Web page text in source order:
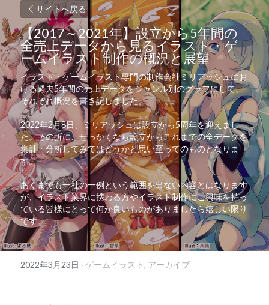
サイトへ戻る
【2017～2021年】設立から5年間の
全売上データから見るイラスト・ゲ
ームイラスト制作の概況と展望
イラスト・ゲームイラスト専門の制作会社ミリアッシュにお
ける過去5年間の売上データをジャンル別のグラフにして、
それぞれ概況を書き記しました。
2022年2月8日、ミリアッシュは設立から5周年を迎えまし
た。その折に、せっかくなら設立からこれまでの全データを
集計・分析してみてはどうかと思い至ってのものとなりま
す。
あくまでも一社の一例という範囲を出ない内容とはなります
が、イラスト業界に携わる方やイラスト制作にご興味を持っ
ている皆様にとって何か良いものがありましたら嬉しい限り
です。
2022年3月23日 · ゲームイラスト, アーカイブ